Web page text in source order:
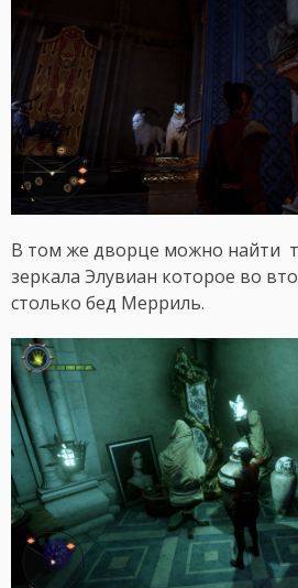
В том же дворце можно найти
зеркала Элувиан которое во
столько бед Мерриль.